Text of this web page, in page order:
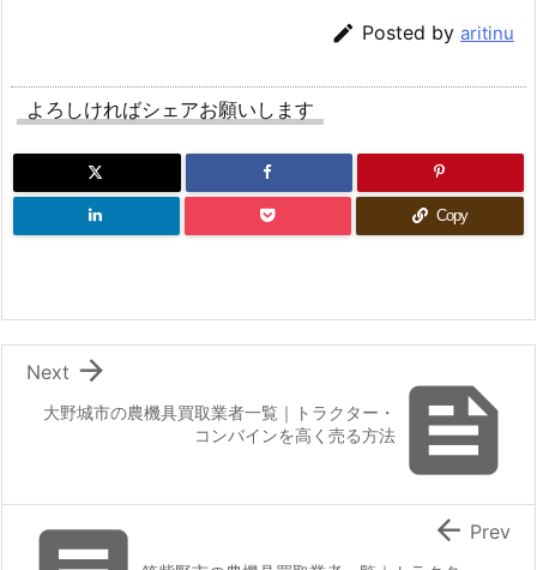
 Posted by aritinu
よろしければシェアお願いします
Copy

大野城市の農機具買取業者一覧｜トラクター・
コンバインを高く売る方法

Next
 Prev